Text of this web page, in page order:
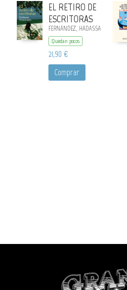
EL RETIRO DE
ESCRITORAS
FERNÁNDEZ, HADASSA
Quedan pocos
21,90 €
Comprar